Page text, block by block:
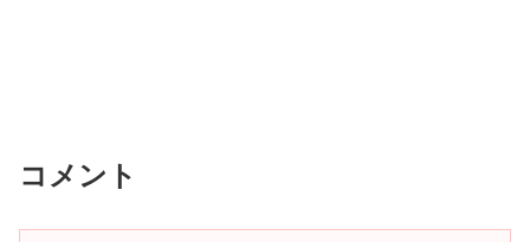
コメント